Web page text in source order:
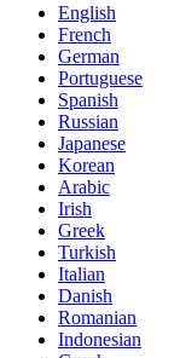
English
French
German
Portuguese
Spanish
Russian
Japanese
Korean
Arabic
Irish
Greek
Turkish
Italian
Danish
Romanian
Indonesian